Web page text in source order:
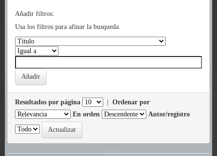
Añadir filtros:
Usa los filtros para afinar la busqueda.
Resultados por página
Ordenar por
En orden
Autor/registro